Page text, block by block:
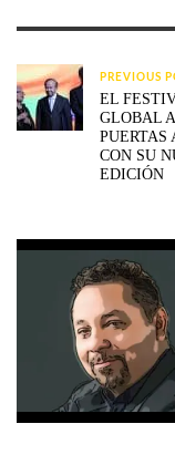
PREVIOUS
EL
GLOBAL
PUERTAS
CON SU
EDICIÓN